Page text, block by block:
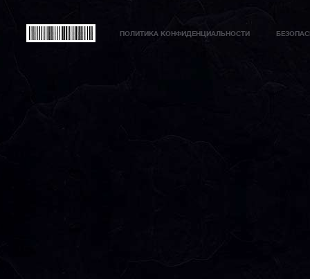
ПОЛИТИКА КОНФИДЕНЦИАЛЬНОСТИ